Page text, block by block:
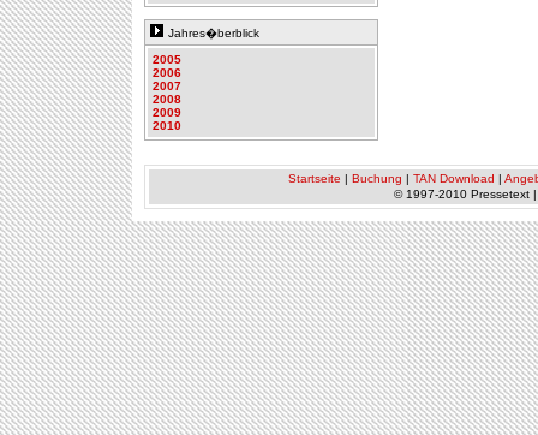
Jahres�berblick
2005
2006
2007
2008
2009
2010
Startseite | Buchung | TAN Download |
© 1997-2010 Pressetext